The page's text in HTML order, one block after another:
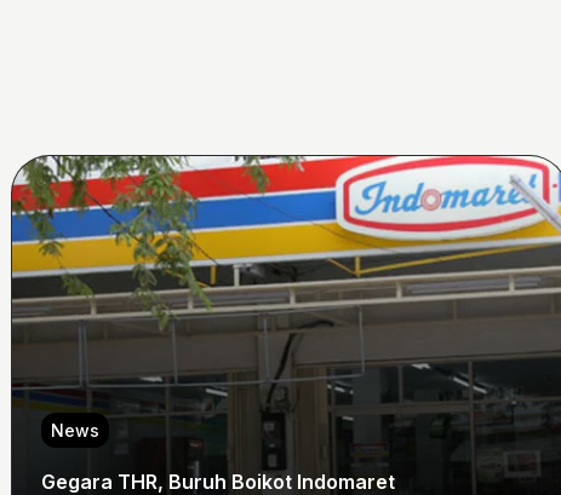
News
Gegara THR, Buruh Boikot Indomaret